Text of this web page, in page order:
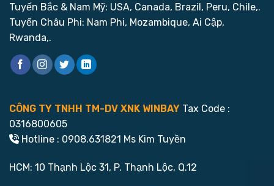
Tuyến Bắc & Nam Mỹ: USA, Canada, Brazil, Peru, Chile,.
Tuyến Châu Phi: Nam Phi, Mozambique, Ai Cập,
Rwanda,.
CÔNG TY TNHH TM-DV XNK WINBAY Tax Code :
0316800605
Hotline : 0908.631821 Ms Kim Tuyền
HCM: 10 Thạnh Lộc 31, P. Thạnh Lộc, Q.12